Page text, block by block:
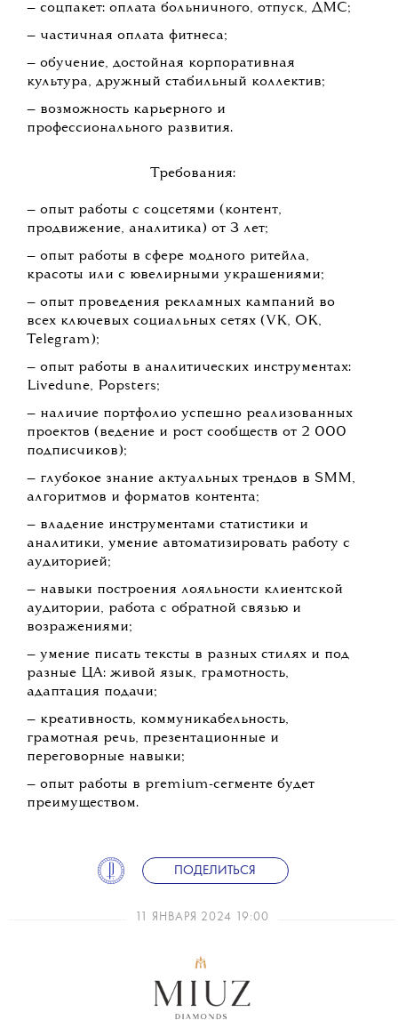
— соцпакет: оплата больничного, отпуск, ДМС;
— частичная оплата фитнеса;
— обучение, достойная корпоративная
культура, дружный стабильный коллектив;
— возможность карьерного и
профессионального развития.
Требования:
— опыт работы с соцсетями (контент,
продвижение, аналитика) от 3 лет;
— опыт работы в сфере модного ритейла,
красоты или с ювелирными украшениями;
— опыт проведения рекламных кампаний во
всех ключевых социальных сетях (VK, OK,
Telegram);
— опыт работы в аналитических инструментах:
Livedune, Popsters;
— наличие портфолио успешно реализованных
проектов (ведение и рост сообществ от 2 000
подписчиков);
— глубокое знание актуальных трендов в SMM,
алгоритмов и форматов контента;
— владение инструментами статистики и
аналитики, умение автоматизировать работу с
аудиторией;
— навыки построения лояльности клиентской
аудитории, работа с обратной связью и
возражениями;
— умение писать тексты в разных стилях и под
разные ЦА: живой язык, грамотность,
адаптация подачи;
— креативность, коммуникабельность,
грамотная речь, презентационные и
переговорные навыки;
— опыт работы в premium-сегменте будет
преимуществом.
ПОДЕЛИТЬСЯ
11 ЯНВАРЯ 2024 19:00